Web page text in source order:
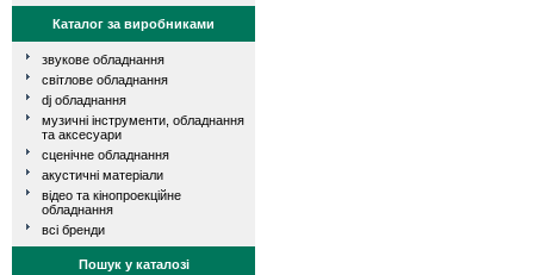
Каталог за виробниками
звукове обладнання
світлове обладнання
dj обладнання
музичні інструменти, обладнання
та аксесуари
сценічне обладнання
акустичні матеріали
відео та кінопроекційне
обладнання
всі бренди
Пошук у каталозі